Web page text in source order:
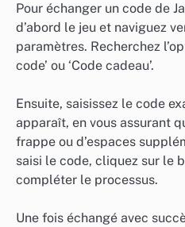
Pour échanger un code de
d’abord le jeu et naviguez
paramètres. Recherchez
code’ ou ‘Code cadeau’.
Ensuite, saisissez le code
apparaît, en vous assurant
frappe ou d’espaces
saisi le code, cliquez sur le
compléter le processus.
Une fois échangé avec